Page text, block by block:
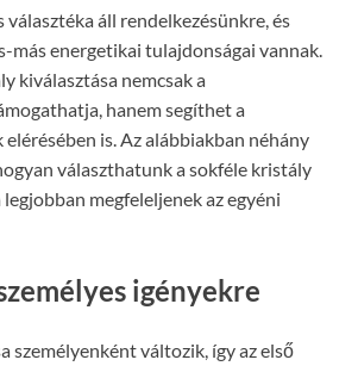
választéka áll rendelkezésünkre, és
más energetikai tulajdonságai vannak.
kiválasztása nemcsak a
hanem segíthet a
elérésében is. Az alábbiakban néhány
választhatunk a sokféle kristály
legjobban megfeleljenek az egyéni
igényekre
személyenként változik, így az első